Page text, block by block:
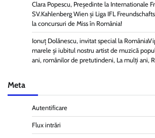
Clara Popescu, Președinte la Internationale
SV.Kahlenberg Wien şi Liga IFL
la concursuri de Miss în România!
Ionuț Dolănescu, invitat special la
marele și iubitul nostru artist de muzică
ani, românilor de pretutindeni, La mulți ani,
Meta
Autentificare
Flux intrări